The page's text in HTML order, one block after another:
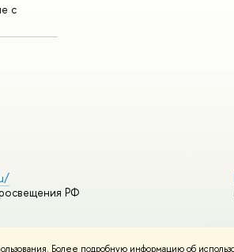
Более подробную информацию об
с
РФ